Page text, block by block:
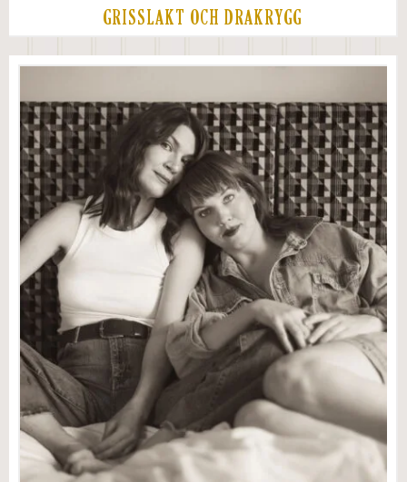
GRISSLAKT OCH DRAKRYGG